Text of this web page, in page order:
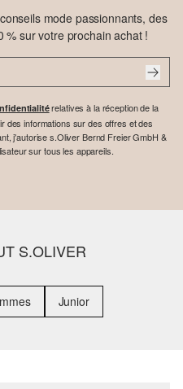
mode passionnants, des
% sur votre prochain achat !
relatives à la réception de la
des informations sur des offres et des
j'autorise s.Oliver Bernd Freier GmbH &
sur tous les appareils.
S.OLIVER
Junior